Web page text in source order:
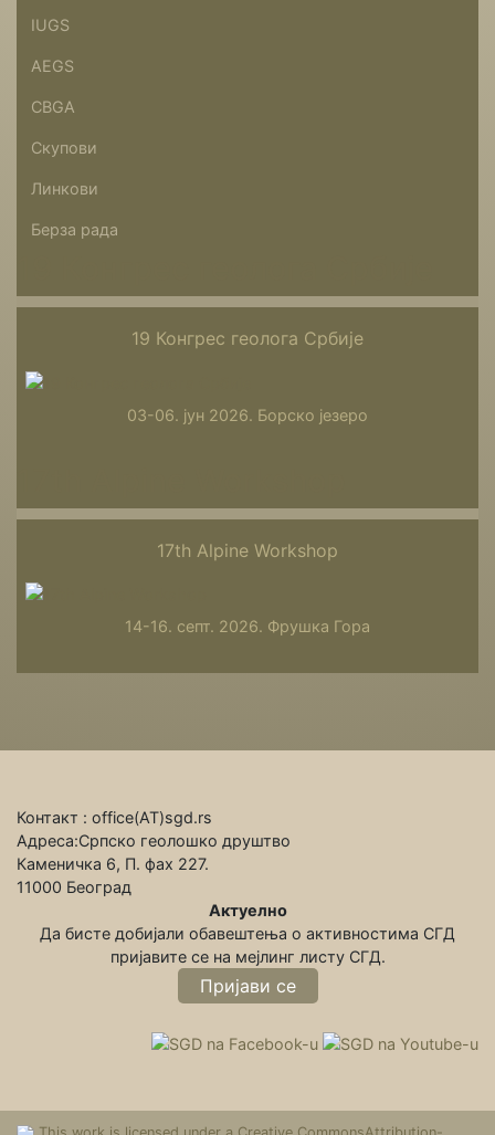
IUGS
AEGS
CBGA
Скупови
Линкови
Берза рада
19 Конгрес геолога Србије
03-06. јун 2026. Борско језеро
17th Alpine Workshop
14-16. септ. 2026. Фрушка Гора
Контакт : office(АТ)sgd.rs
Адреса:Српско геолошко друштво
Каменичка 6, П. фах 227.
11000 Београд
Актуелно
Да бисте добијали обавештења о активностима СГД
пријавите се на мeјлинг листу СГД.
Пријави се